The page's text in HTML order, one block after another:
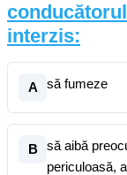
interzis:
A să fumeze
B
să aibă
periculoasă,